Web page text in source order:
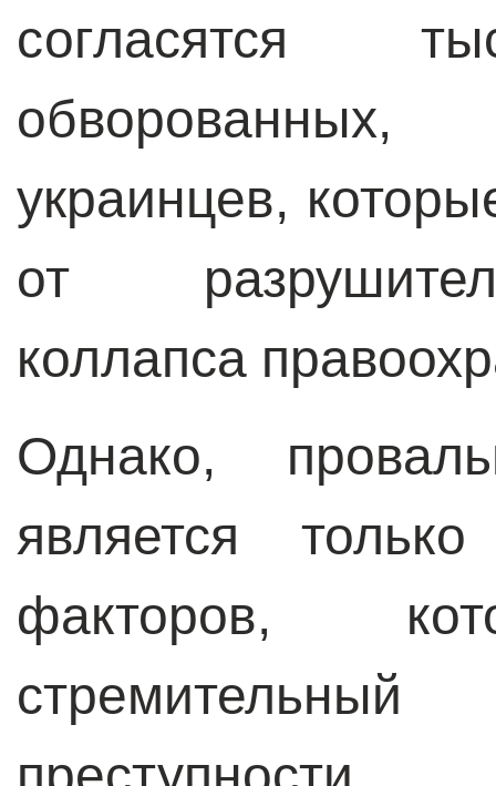
согласятся
украинцев,
от
коллапса
Однако,
является
факторов,